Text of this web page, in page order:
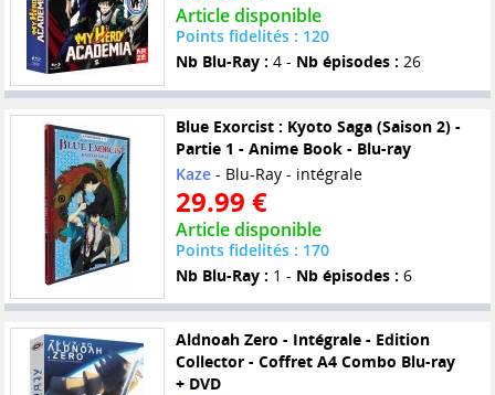
Article disponible
Points fidelités : 120
Nb Blu-Ray : 4 - Nb épisodes : 26
Blue Exorcist : Kyoto Saga (Saison 2) -
Partie 1 - Anime Book - Blu-ray
Kaze- Blu-Ray - intégrale
29.99 €
Article disponible
Points fidelités : 170
Nb Blu-Ray : 1 - Nb épisodes : 6
Aldnoah Zero - Intégrale - Edition
Collector - Coffret A4 Combo Blu-ray
+ DVD